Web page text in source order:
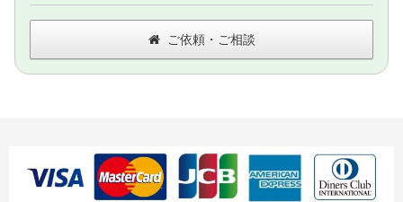
ご依頼・ご相談